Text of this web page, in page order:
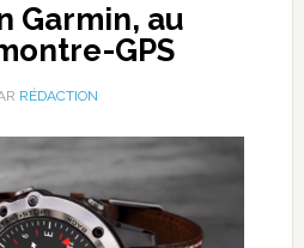
Garmin, au
GPS
RÉDACTION